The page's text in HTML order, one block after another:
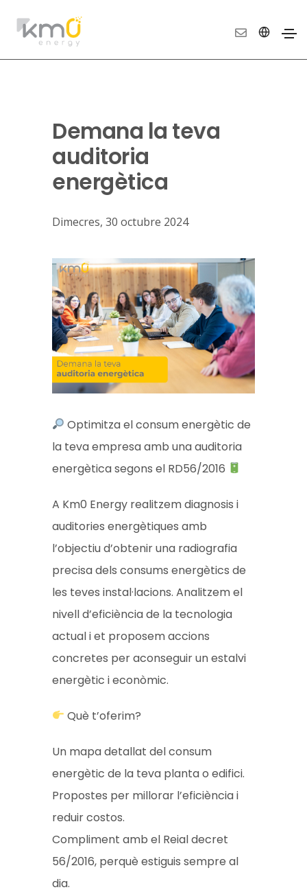
Demana la teva
auditoria
energètica
Dimecres, 30 octubre 2024
Optimitza el consum energètic de
la teva empresa amb una auditoria
energètica segons el RD56/2016
A Km0 Energy realitzem diagnosis i
auditories energètiques amb
l’objectiu d’obtenir una radiografia
precisa dels consums energètics de
les teves instal·lacions. Analitzem el
nivell d’eficiència de la tecnologia
actual i et proposem accions
concretes per aconseguir un estalvi
energètic i econòmic.
Què t’oferim?
Un mapa detallat del consum
energètic de la teva planta o edifici.
Propostes per millorar l’eficiència i
reduir costos.
Compliment amb el Reial decret
56/2016, perquè estiguis sempre al
dia.